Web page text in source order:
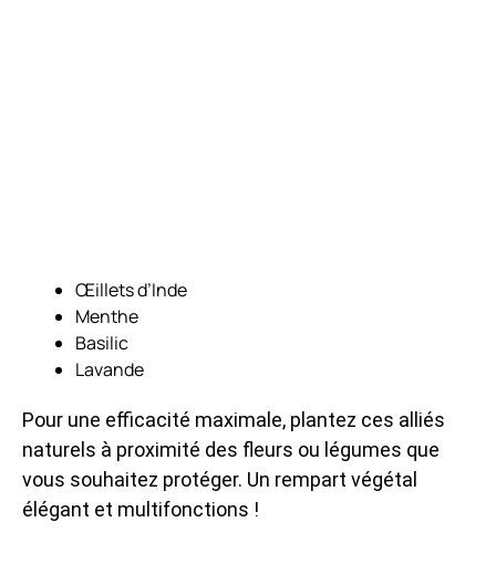
Œillets d’Inde
Menthe
Basilic
Lavande
Pour une efficacité maximale, plantez ces alliés
naturels à proximité des fleurs ou légumes que
vous souhaitez protéger. Un rempart végétal
élégant et multifonctions !